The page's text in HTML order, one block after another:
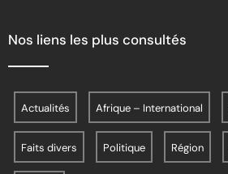
Nos liens les plus consultés
Actualités Afrique – International
Faits divers Politique Région